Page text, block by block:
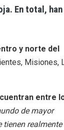
En total, han
y norte del
Misiones,
entre
de mayor
tienen realmente